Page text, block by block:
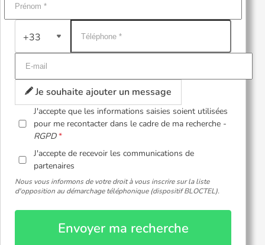
+33
Je souhaite ajouter un message
J'accepte que les informations saisies soient utilisées
pour me recontacter dans le cadre de ma recherche -
RGPD
J'accepte de recevoir les communications de
partenaires
Nous vous informons de votre droit à vous inscrire sur la liste
d'opposition au démarchage téléphonique (dispositif BLOCTEL).
Envoyer ma recherche